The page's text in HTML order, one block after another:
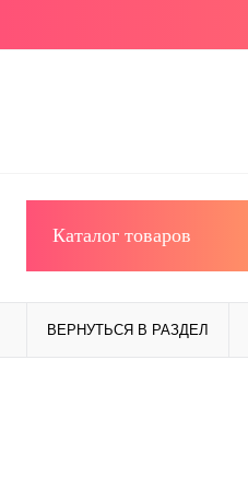
Каталог товаров
ВЕРНУТЬСЯ В РАЗДЕЛ